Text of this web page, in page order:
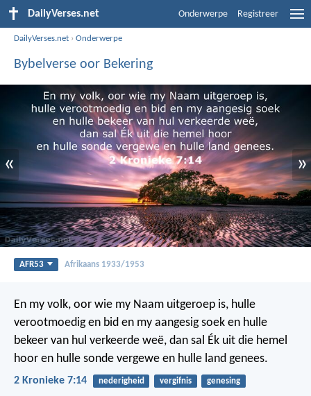
DailyVerses.net Onderwerpe Registreer
DailyVerses.net ›Onderwerpe
Bybelverse oor Bekering
« »
AFR53 Afrikaans 1933/1953
En my volk, oor wie my Naam uitgeroep is, hulle
verootmoedig en bid en my aangesig soek en hulle
bekeer van hul verkeerde weë, dan sal Ék uit die hemel
hoor en hulle sonde vergewe en hulle land genees.
2 Kronieke 7:14 nederigheid vergifnis genesing